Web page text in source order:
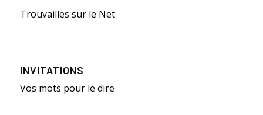
Trouvailles sur le Net
INVITATIONS
Vos mots pour le dire